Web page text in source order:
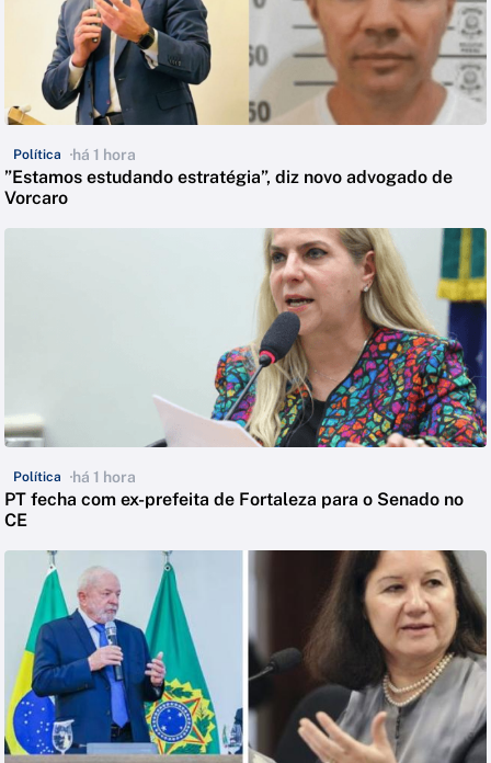
Política há 1 hora
”Estamos estudando estratégia”, diz novo advogado de
Vorcaro
Política há 1 hora
PT fecha com ex-prefeita de Fortaleza para o Senado no
CE